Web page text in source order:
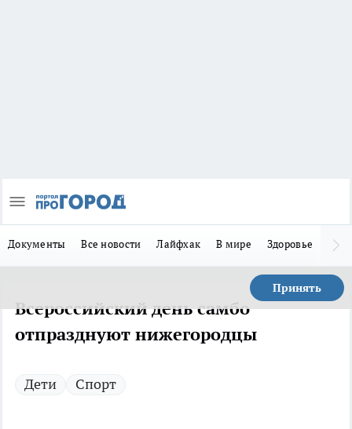
Документы Все новости Лайфхак В мире Здоровье
Принять
Всероссийский день самбо
отпразднуют нижегородцы
Дети Спорт